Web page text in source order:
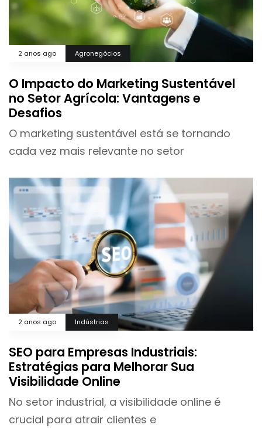
2 anos ago Agronegócios
O Impacto do Marketing Sustentável
no Setor Agrícola: Vantagens e
Desafios
O marketing sustentável está se tornando
cada vez mais relevante no setor
2 anos ago Indústrias
SEO para Empresas Industriais:
Estratégias para Melhorar Sua
Visibilidade Online
No setor industrial, a visibilidade online é
crucial para atrair clientes e